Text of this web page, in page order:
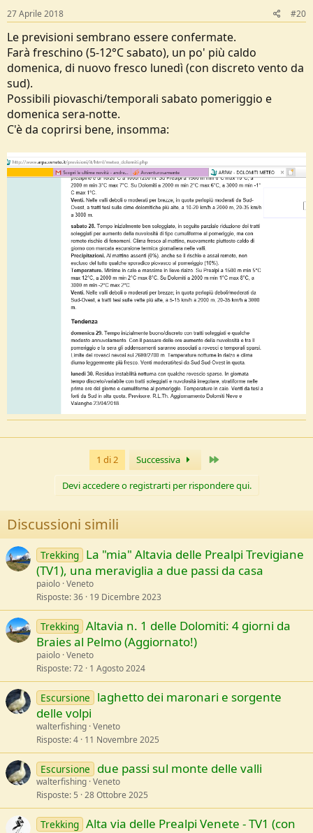
27 Aprile 2018 #20
Le previsioni sembrano essere confermate.
Farà freschino (5-12°C sabato), un po' più caldo
domenica, di nuovo fresco lunedì (con discreto vento da
sud).
Possibili piovaschi/temporali sabato pomeriggio e
domenica sera-notte.
C'è da coprirsi bene, insomma:
1 di 2 Successiva
Devi accedere o registrarti per rispondere qui.
Discussioni simili
Trekking La "mia" Altavia delle Prealpi Trevigiane
(TV1), una meraviglia a due passi da casa
paiolo Veneto
Risposte 36 19 Dicembre 2023
Trekking Altavia n. 1 delle Dolomiti: 4 giorni da
Braies al Pelmo (Aggiornato!)
paiolo Veneto
Risposte 72 1 Agosto 2024
Escursione
laghetto dei maronari e sorgente
delle volpi
walterfishing Veneto
Risposte 4 11 Novembre 2025
Escursione due passi sul monte delle valli
walterfishing Veneto
Risposte 5 28 Ottobre 2025
Trekking Alta via delle Prealpi Venete - TV1 (con